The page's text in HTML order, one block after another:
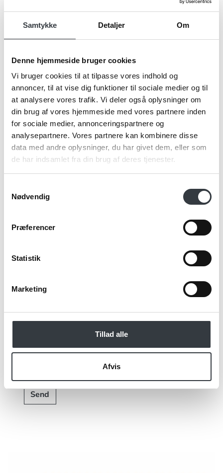
Samtykke Detaljer Om
Denne hjemmeside bruger cookies
Vi bruger cookies til at tilpasse vores indhold og
annoncer, til at vise dig funktioner til sociale medier og til
at analysere vores trafik. Vi deler også oplysninger om
din brug af vores hjemmeside med vores partnere inden
for sociale medier, annonceringspartnere og
analysepartnere. Vores partnere kan kombinere disse
data med andre oplysninger, du har givet dem, eller som
de har indsamlet fra din brug af deres tjenester.
Nødvendig
Præferencer
Statistik
Marketing
Tillad alle
Afvis
Navn*
Firma*
Telefonnr.*
Email*
Kommentar
Jeg bekræfter at have læst TE & KAFFE
Send